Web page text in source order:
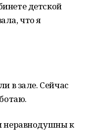
детской
что я
в зале. Сейчас
неравнодушны к